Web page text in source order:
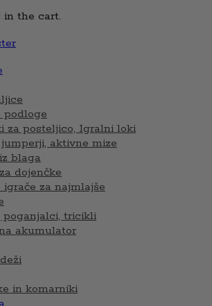
in the cart.
podloge
za posteljico, Igralni loki
aktivne mize
blaga
dojenčke
igrače za najmlajše
poganjalci, tricikli
akumulator
in komarniki